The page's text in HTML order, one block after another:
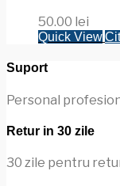
50.00 lei
Quick View
Suport
Personal
Retur in 30 zile
30 zile pentru